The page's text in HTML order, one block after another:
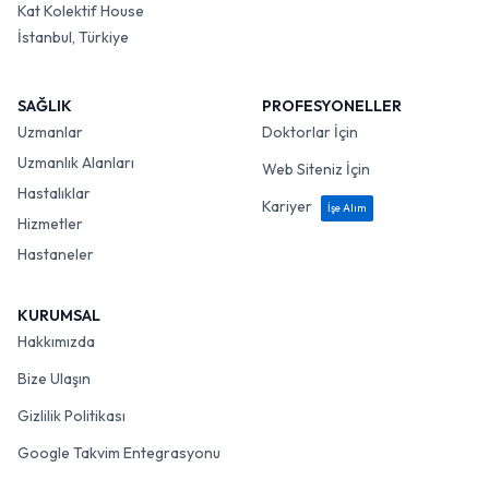
Kat Kolektif House
İstanbul, Türkiye
SAĞLIK
Uzmanlar
Uzmanlık Alanları
Hastalıklar
Hizmetler
Hastaneler
PROFESYONELLER
Doktorlar İçin
Web Siteniz İçin
Kariyer
İşe Alım
KURUMSAL
Hakkımızda
Bize Ulaşın
Gizlilik Politikası
Google Takvim Entegrasyonu